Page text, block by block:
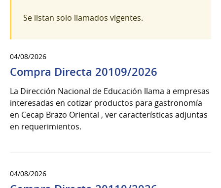
Se listan solo llamados vigentes.
04/08/2026
Compra Directa 20109/2026
La Dirección Nacional de Educación llama a empresas
interesadas en cotizar productos para gastronomía
en Cecap Brazo Oriental , ver características adjuntas
en requerimientos.
04/08/2026